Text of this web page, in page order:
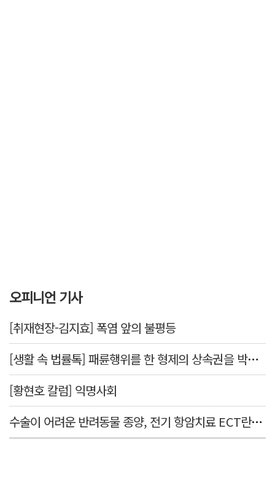
오피니언 기사
[취재현장-김지효] 폭염 앞의 불평등
[생활 속 법률톡] 패륜행위를 한 형제의 상속권을 박탈시킬 수 있을까요
[황현호 칼럼] 익명사회
수술이 어려운 반려동물 종양, 전기 항암치료 ECT란? [반려동물 건강톡톡]